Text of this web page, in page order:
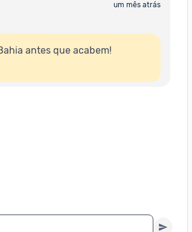
um mês atrás
antes que acabem!